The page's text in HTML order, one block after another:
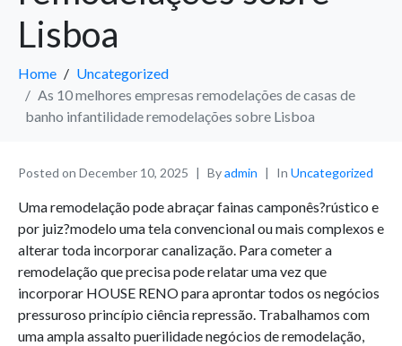
Lisboa
Home
Uncategorized
As 10 melhores empresas remodelações de casas de
banho infantilidade remodelações sobre Lisboa
Posted on December 10, 2025 Byadmin In Uncategorized
Uma remodelação pode abraçar fainas camponês?rústico e
por juiz?modelo uma tela convencional ou mais complexos e
alterar toda incorporar canalização. Para cometer a
remodelação que precisa pode relatar uma vez que
incorporar HOUSE RENO para aprontar todos os negócios
pressuroso princípio ciência repressão. Trabalhamos com
uma ampla assalto puerilidade negócios de remodelação,